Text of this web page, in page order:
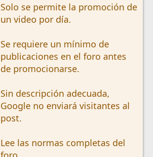
Solo se permite la promoción de
un video por día.
Se requiere un mínimo de
publicaciones en el foro antes
de promocionarse.
Sin descripción adecuada,
Google no enviará visitantes al
post.
Lee las normas completas del